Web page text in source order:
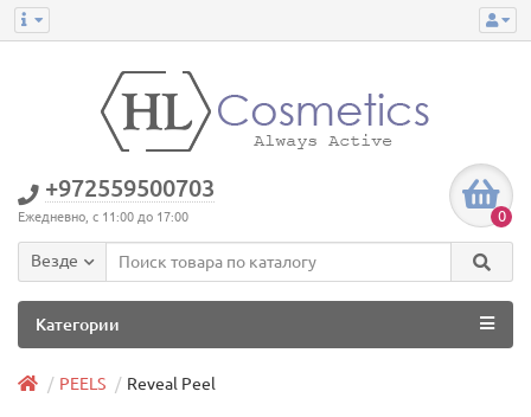
+972559500703
Ежедневно, с 11:00 до 17:00 0
Везде
Категории
PEELS Reveal Peel